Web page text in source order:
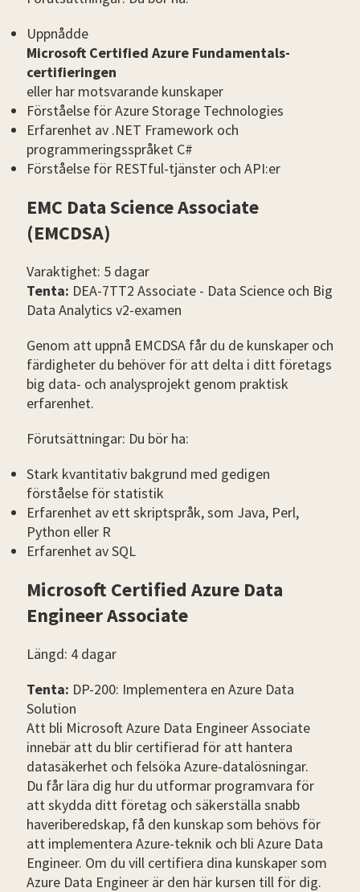
Uppnådde
Microsoft Certified Azure Fundamentals-
certifieringen
eller har motsvarande kunskaper
Förståelse för Azure Storage Technologies
Erfarenhet av .NET Framework och
programmeringsspråket C#
Förståelse för RESTful-tjänster och API:er
EMC Data Science Associate
(EMCDSA)
Varaktighet: 5 dagar
Tenta: DEA-7TT2 Associate - Data Science och Big
Data Analytics v2-examen
Genom att uppnå EMCDSA får du de kunskaper och
färdigheter du behöver för att delta i ditt företags
big data- och analysprojekt genom praktisk
erfarenhet.
Förutsättningar: Du bör ha:
Stark kvantitativ bakgrund med gedigen
förståelse för statistik
Erfarenhet av ett skriptspråk, som Java, Perl,
Python eller R
Erfarenhet av SQL
Microsoft Certified Azure Data
Engineer Associate
Längd: 4 dagar
Tenta: DP-200: Implementera en Azure Data
Solution
Att bli Microsoft Azure Data Engineer Associate
innebär att du blir certifierad för att hantera
datasäkerhet och felsöka Azure-datalösningar.
Du får lära dig hur du utformar programvara för
att skydda ditt företag och säkerställa snabb
haveriberedskap, få den kunskap som behövs för
att implementera Azure-teknik och bli Azure Data
Engineer. Om du vill certifiera dina kunskaper som
Azure Data Engineer är den här kursen till för dig.